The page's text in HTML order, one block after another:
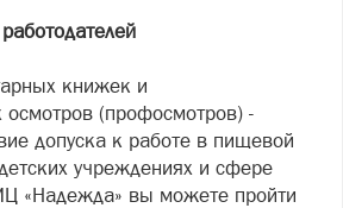
книжек и
(профосмотров) -
допуска к работе в пищевой
учреждениях и сфере
«Надежда» вы можете пройти